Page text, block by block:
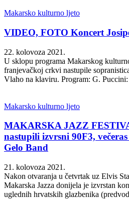
Makarsko kulturno ljeto
VIDEO, FOTO Koncert
22. kolovoza 2021.
U sklopu programa Makarskog
franjevačkoj crkvi nastupile
Vlaho na klaviru. Program: G.
Makarsko kulturno ljeto
MAKARSKA JAZZ
nastupili izvrsni 90F3,
Gelo Band
21. kolovoza 2021.
Nakon otvaranja u četvrtak uz Elvis
Makarska Jazza donijela je izvrstan
uglednih hrvatskih glazbenika